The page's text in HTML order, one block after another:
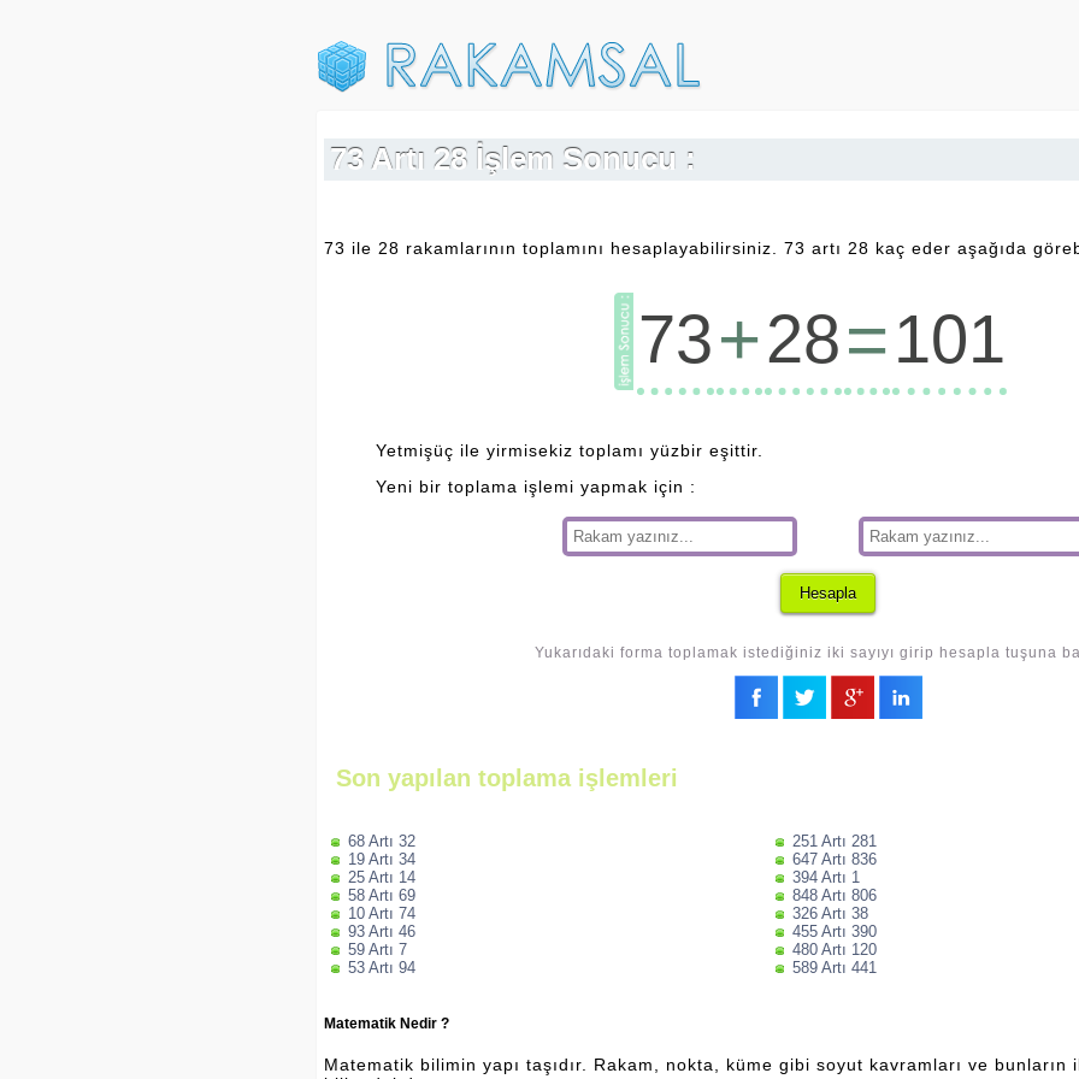
73 Artı 28 İşlem Sonucu :
73 ile 28 rakamlarının toplamını hesaplayabilirsiniz. 73 artı 28 kaç eder aşağıda
73+28=101
Yetmişüç ile yirmisekiz toplamı yüzbir eşittir.
Yeni bir toplama işlemi yapmak için :
Yukarıdaki forma toplamak istediğiniz iki sayıyı girip hesapla tuşuna
Son yapılan toplama işlemleri
68 Artı 32
19 Artı 34
25 Artı 14
58 Artı 69
10 Artı 74
93 Artı 46
59 Artı 7
53 Artı 94
251 Artı 281
647 Artı 836
394 Artı 1
848 Artı 806
326 Artı 38
455 Artı 390
480 Artı 120
589 Artı 441
Matematik Nedir ?
Matematik bilimin yapı taşıdır. Rakam, nokta, küme gibi soyut kavramları ve